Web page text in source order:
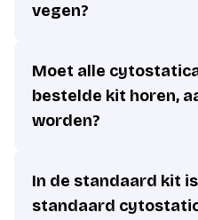
vegen?
Moet alle
bestelde kit horen,
worden?
In de standaard kit
standaard